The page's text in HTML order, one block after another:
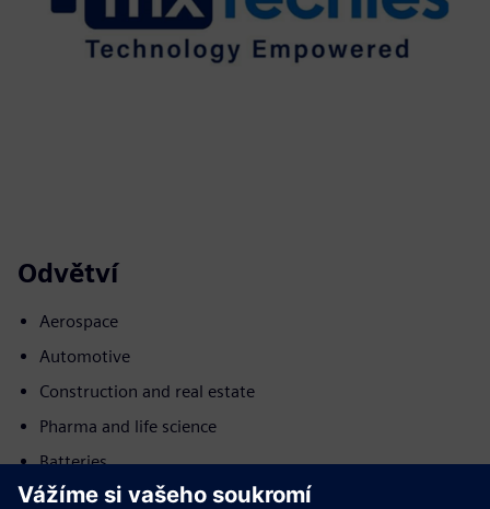
Odvětví
Aerospace
Automotive
Construction and real estate
Pharma and life science
Batteries